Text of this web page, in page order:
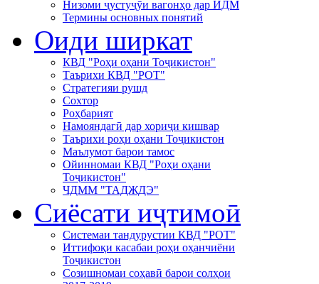
Низоми ҷустуҷӯи вагонҳо дар ИДМ
Термины основных понятий
Оиди ширкат
КВД "Роҳи оҳани Тоҷикистон"
Таърихи КВД "РОТ"
Стратегияи рушд
Сохтор
Роҳбарият
Намояндагӣ дар хориҷи кишвар
Таърихи роҳи оҳани Тоҷикистон
Маълумот барои тамос
Ойинномаи КВД "Роҳи оҳани
Тоҷикистон"
ЧДММ "ТАДЖДЭ"
Сиёсати иҷтимоӣ
Системаи тандурустии КВД "РОТ"
Иттифоқи касабаи роҳи оҳанчиёни
Тоҷикистон
Созишномаи соҳавӣ барои солҳои